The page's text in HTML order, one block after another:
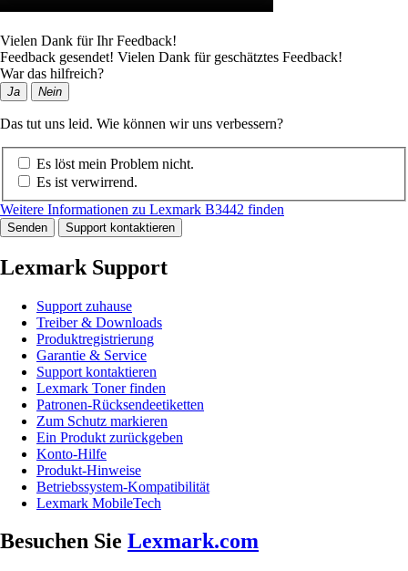
Vielen Dank für Ihr Feedback!
Feedback gesendet! Vielen Dank für geschätztes Feedback!
War das hilfreich?
Ja Nein
Das tut uns leid. Wie können wir uns verbessern?
Es löst mein Problem nicht.
Es ist verwirrend.
Weitere Informationen zu Lexmark B3442 finden
Senden Support kontaktieren
Lexmark Support
Support zuhause
Treiber & Downloads
Produktregistrierung
Garantie & Service
Support kontaktieren
Lexmark Toner finden
Patronen-Rücksendeetiketten
Zum Schutz markieren
Ein Produkt zurückgeben
Konto-Hilfe
Produkt-Hinweise
Betriebssystem-Kompatibilität
Lexmark MobileTech
Besuchen Sie Lexmark.com